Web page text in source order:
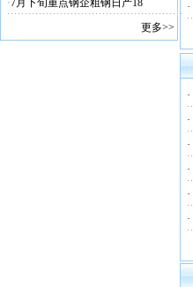
·7月下旬重点钢企粗钢日产18
更多>>
·
·
·
·
·
·
·